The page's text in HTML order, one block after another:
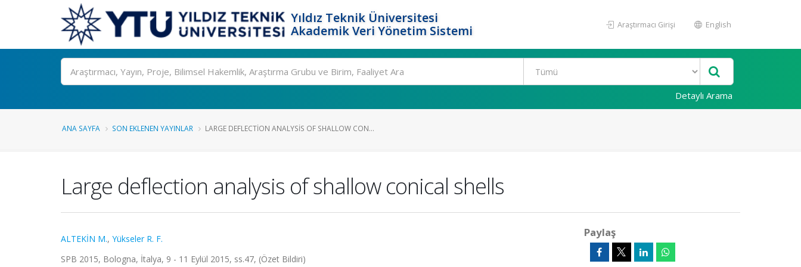
Yıldız Teknik Üniversitesi
Akademik Veri Yönetim Sistemi
Araştırmacı Girişi English
Ara
Detaylı Arama
ANA SAYFA SON EKLENEN YAYINLAR LARGE DEFLECTION ANALYSIS OF SHALLOW CON...
Large deflection analysis of shallow conical shells
ALTEKİN M., Yükseler R. F.
SPB 2015, Bologna, İtalya, 9 - 11 Eylül 2015, ss.47, (Özet Bildiri)
Paylaş